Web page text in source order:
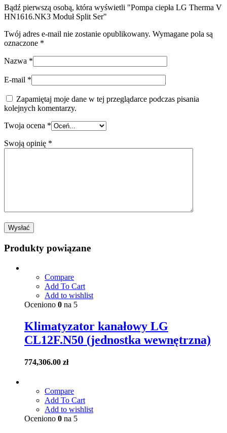
Bądź pierwszą osobą, która wyświetli "Pompa ciepła LG Therma V
HN1616.NK3 Moduł Split Ser"
Twój adres e-mail nie zostanie opublikowany. Wymagane pola są
oznaczone *
Nazwa *
E-mail *
Zapamiętaj moje dane w tej przeglądarce podczas pisania
kolejnych komentarzy.
Twoja ocena *
Swoją opinię *
Produkty powiązane
Compare
Add To Cart
Add to wishlist
Oceniono 0 na 5
Klimatyzator kanałowy LG
CL12F.N50 (jednostka wewnętrzna)
774,306.00 zł
Compare
Add To Cart
Add to wishlist
Oceniono 0 na 5